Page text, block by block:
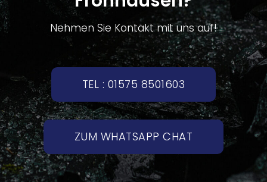
Nehmen Sie Kontakt mit uns auf!
TEL : 01575 8501603
ZUM WHATSAPP CHAT